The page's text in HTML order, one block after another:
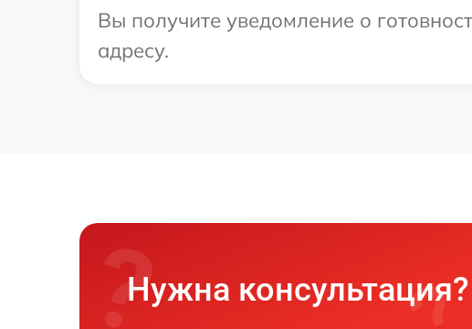
Вы получите уведомление о
адресу.
Нужна консультация?